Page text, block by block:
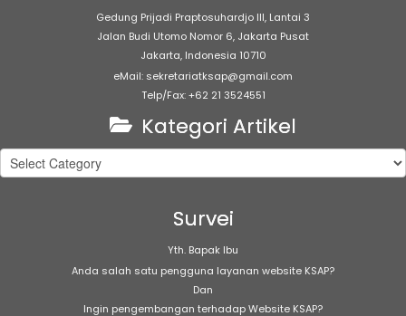
Gedung Prijadi Praptosuhardjo III, Lantai 3
Jalan Budi Utomo Nomor 6, Jakarta Pusat
Jakarta, Indonesia 10710
eMail: sekretariatksap@gmail.com
Telp/Fax: +62 21 3524551
Kategori Artikel
Kategori
Artikel
Survei
Yth. Bapak Ibu
Anda salah satu pengguna layanan website KSAP?
Dan
Ingin pengembangan terhadap Website KSAP?